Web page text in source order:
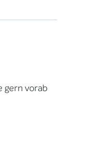
gern vorab